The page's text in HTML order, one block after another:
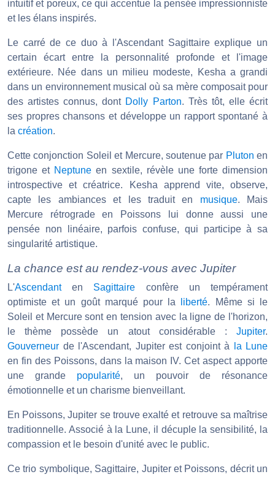
intuitif et poreux, ce qui accentue la pensée impressionniste
et les élans inspirés.
Le carré de ce duo à l'Ascendant Sagittaire explique un
certain écart entre la personnalité profonde et l'image
extérieure. Née dans un milieu modeste, Kesha a grandi
dans un environnement musical où sa mère composait pour
des artistes connus, dont Dolly Parton. Très tôt, elle écrit
ses propres chansons et développe un rapport spontané à
la création.
Cette conjonction Soleil et Mercure, soutenue par Pluton en
trigone et Neptune en sextile, révèle une forte dimension
introspective et créatrice. Kesha apprend vite, observe,
capte les ambiances et les traduit en musique. Mais
Mercure rétrograde en Poissons lui donne aussi une
pensée non linéaire, parfois confuse, qui participe à sa
singularité artistique.
La chance est au rendez-vous avec Jupiter
L'Ascendanten Sagittaire confère un tempérament
optimiste et un goût marqué pour la
liberté. Même si le
Soleil et Mercure sont en tension avec la ligne de l'horizon,
le thème possède un atout considérable : Jupiter.
Gouverneur de l'Ascendant, Jupiter est conjoint à
la Lune
en fin des Poissons, dans la maison IV. Cet aspect apporte
une grande popularité, un pouvoir de résonance
émotionnelle et un charisme bienveillant.
En Poissons, Jupiter se trouve exalté et retrouve sa maîtrise
traditionnelle. Associé à la Lune, il décuple la sensibilité, la
compassion et le besoin d'unité avec le public.
Ce trio symbolique, Sagittaire, Jupiter et Poissons, décrit un